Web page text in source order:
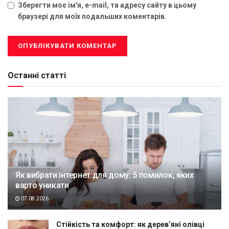
Зберегти моє ім'я, e-mail, та адресу сайту в цьому
браузері для моїх подальших коментарів.
Останні статті
Як вибрати інтернет для дому: 5 помилок, яких
варто уникати
07.08.2026
Стійкість та комфорт: як дерев’яні олівці